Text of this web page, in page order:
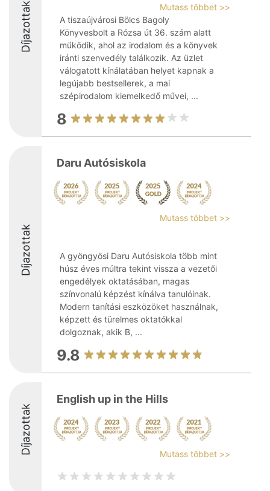
Díjazottak
Mutass többet >>
A tiszaújvárosi Bölcs Bagoly
Könyvesbolt a Rózsa út 36. szám alatt
működik, ahol az irodalom és a könyvek
iránti szenvedély találkozik. Az üzlet
válogatott kínálatában helyet kapnak a
legújabb bestsellerek, a mai
szépirodalom kiemelkedő művei, ...
8
Díjazottak
Daru Autósiskola
Mutass többet >>
A gyöngyösi Daru Autósiskola több mint
húsz éves múltra tekint vissza a vezetői
engedélyek oktatásában, magas
színvonalú képzést kínálva tanulóinak.
Modern tanítási eszközöket használnak,
képzett és türelmes oktatókkal
dolgoznak, akik B, ...
9.8
Díjazottak
English up in the Hills
Mutass többet >>